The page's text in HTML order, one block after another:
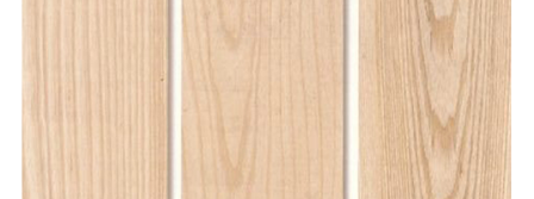
CHÊNE BLANC D’AMERIQUE